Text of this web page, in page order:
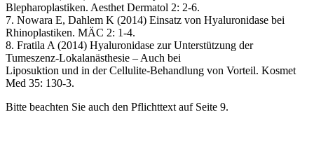
Blepharoplastiken. Aesthet Dermatol 2: 2-6.
7. Nowara E, Dahlem K (2014) Einsatz von Hyaluronidase bei
Rhinoplastiken. MÄC 2: 1-4.
8. Fratila A (2014) Hyaluronidase zur Unterstützung der
Tumeszenz-Lokalanästhesie – Auch bei
Liposuktion und in der Cellulite-Behandlung von Vorteil. Kosmet
Med 35: 130-3.
Bitte beachten Sie auch den Pflichttext auf Seite 9.